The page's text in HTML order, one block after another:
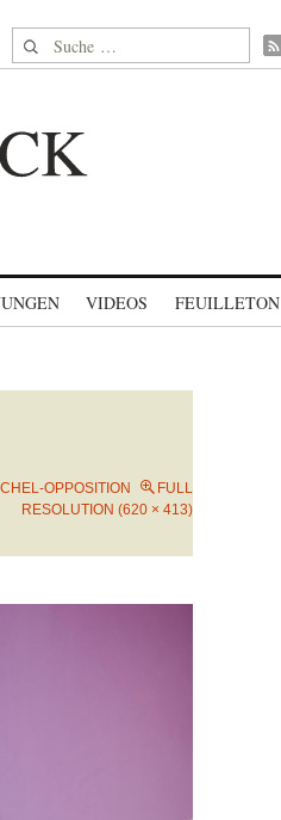
Suche nach:
VIDEOS FEUILLETON
OPPOSITION
FULL
RESOLUTION (620 × 413)